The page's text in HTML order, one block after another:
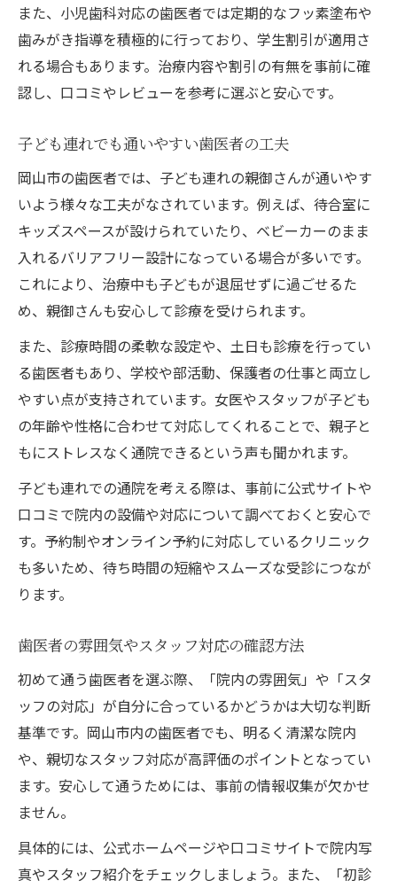
また、小児歯科対応の歯医者では定期的なフッ素塗布や
歯みがき指導を積極的に行っており、学生割引が適用さ
れる場合もあります。治療内容や割引の有無を事前に確
認し、口コミやレビューを参考に選ぶと安心です。
子ども連れでも通いやすい歯医者の工夫
岡山市の歯医者では、子ども連れの親御さんが通いやす
いよう様々な工夫がなされています。例えば、待合室に
キッズスペースが設けられていたり、ベビーカーのまま
入れるバリアフリー設計になっている場合が多いです。
これにより、治療中も子どもが退屈せずに過ごせるた
め、親御さんも安心して診療を受けられます。
また、診療時間の柔軟な設定や、土日も診療を行ってい
る歯医者もあり、学校や部活動、保護者の仕事と両立し
やすい点が支持されています。女医やスタッフが子ども
の年齢や性格に合わせて対応してくれることで、親子と
もにストレスなく通院できるという声も聞かれます。
子ども連れでの通院を考える際は、事前に公式サイトや
口コミで院内の設備や対応について調べておくと安心で
す。予約制やオンライン予約に対応しているクリニック
も多いため、待ち時間の短縮やスムーズな受診につなが
ります。
歯医者の雰囲気やスタッフ対応の確認方法
初めて通う歯医者を選ぶ際、「院内の雰囲気」や「スタ
ッフの対応」が自分に合っているかどうかは大切な判断
基準です。岡山市内の歯医者でも、明るく清潔な院内
や、親切なスタッフ対応が高評価のポイントとなってい
ます。安心して通うためには、事前の情報収集が欠かせ
ません。
具体的には、公式ホームページや口コミサイトで院内写
真やスタッフ紹介をチェックしましょう。また、「初診